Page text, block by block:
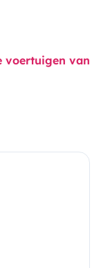
voertuigen van